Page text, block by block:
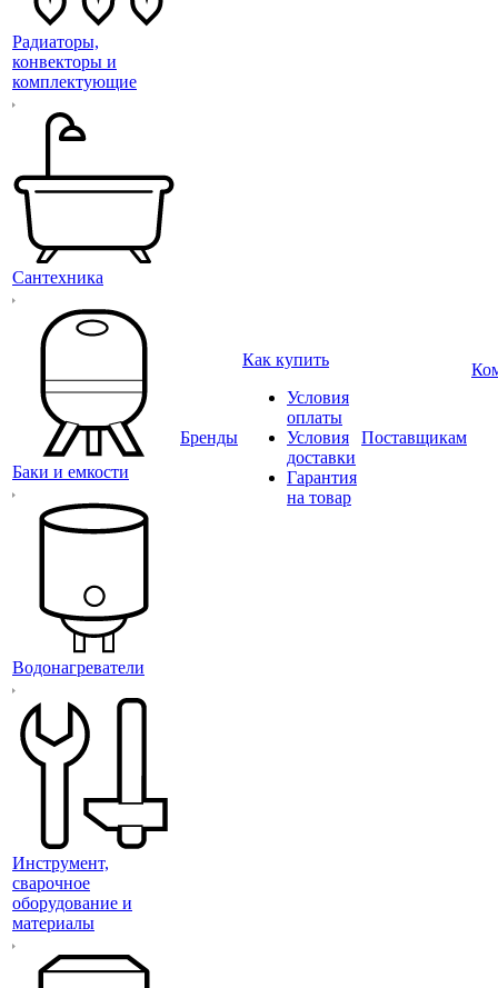
Радиаторы,
конвекторы и
комплектующие
Сантехника
Баки и емкости
Водонагреватели
Инструмент,
сварочное
оборудование и
материалы
Бренды
Как купить
Условия
оплаты
Условия
доставки
Гарантия
на товар
Поставщикам